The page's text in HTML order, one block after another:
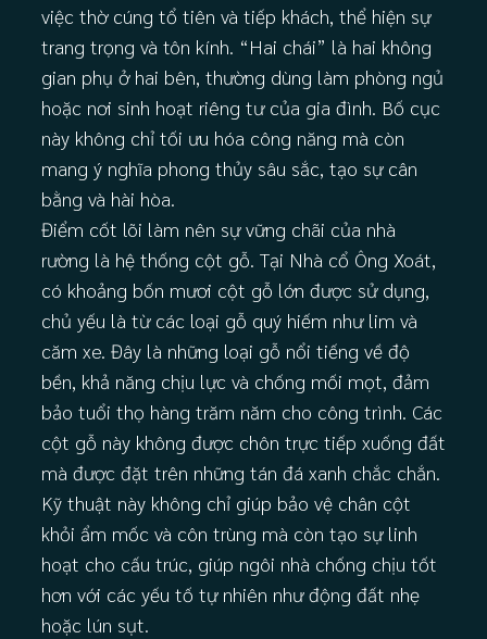
việc thờ cúng tổ tiên và tiếp khách, thể hiện sự
trang trọng và tôn kính. “Hai chái” là hai không
gian phụ ở hai bên, thường dùng làm phòng ngủ
hoặc nơi sinh hoạt riêng tư của gia đình. Bố cục
này không chỉ tối ưu hóa công năng mà còn
mang ý nghĩa phong thủy sâu sắc, tạo sự cân
bằng và hài hòa.
Điểm cốt lõi làm nên sự vững chãi của nhà
rường là hệ thống cột gỗ. Tại Nhà cổ Ông Xoát,
có khoảng bốn mươi cột gỗ lớn được sử dụng,
chủ yếu là từ các loại gỗ quý hiếm như lim và
căm xe. Đây là những loại gỗ nổi tiếng về độ
bền, khả năng chịu lực và chống mối mọt, đảm
bảo tuổi thọ hàng trăm năm cho công trình. Các
cột gỗ này không được chôn trực tiếp xuống đất
mà được đặt trên những tán đá xanh chắc chắn.
Kỹ thuật này không chỉ giúp bảo vệ chân cột
khỏi ẩm mốc và côn trùng mà còn tạo sự linh
hoạt cho cấu trúc, giúp ngôi nhà chống chịu tốt
hơn với các yếu tố tự nhiên như động đất nhẹ
hoặc lún sụt.